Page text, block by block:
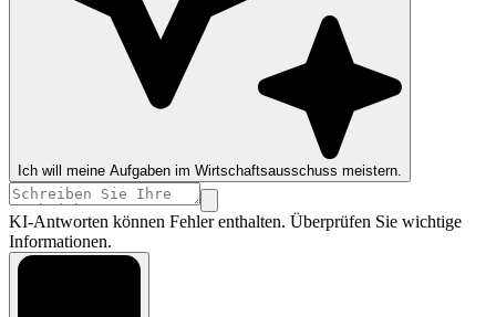
Ich will meine Aufgaben im Wirtschaftsausschuss meistern.
KI-Antworten können Fehler enthalten. Überprüfen Sie wichtige
Informationen.